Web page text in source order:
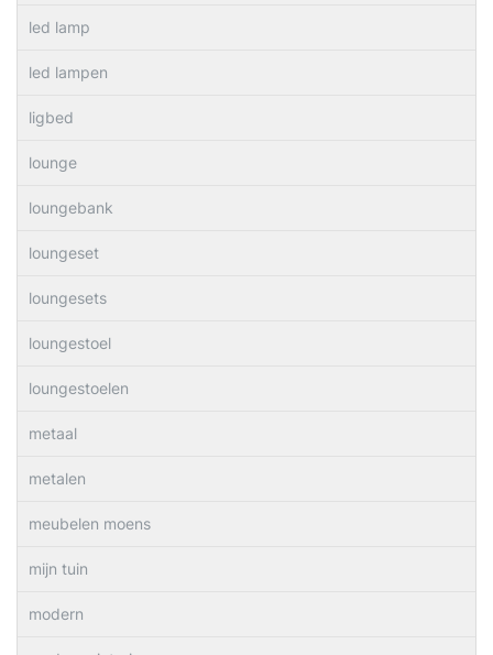
led lamp
led lampen
ligbed
lounge
loungebank
loungeset
loungesets
loungestoel
loungestoelen
metaal
metalen
meubelen moens
mijn tuin
modern